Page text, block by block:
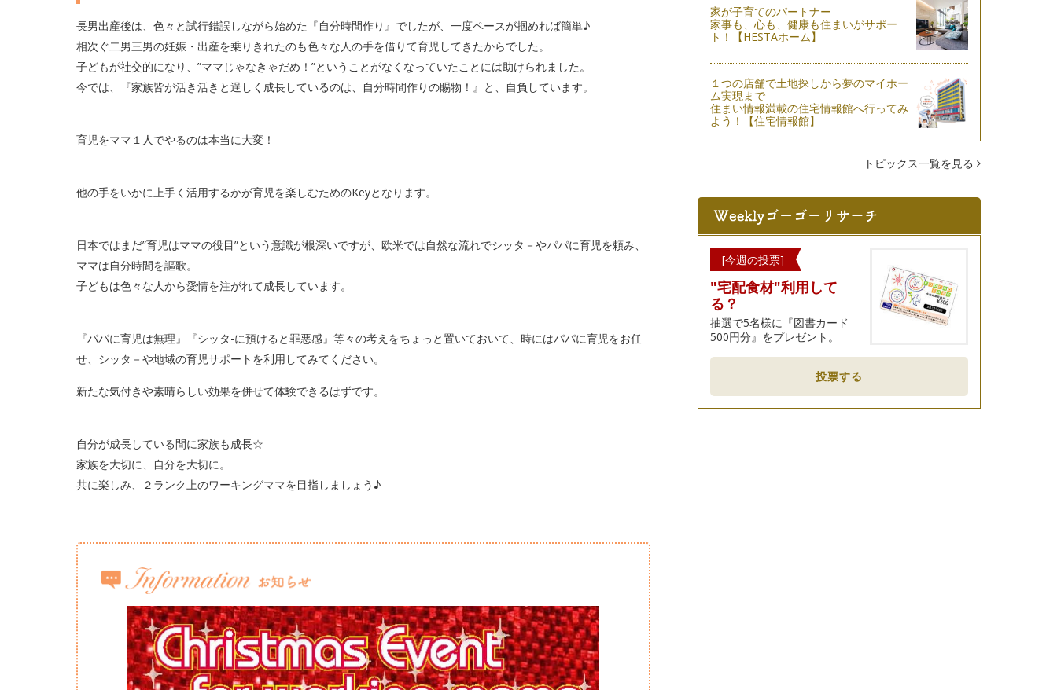
長男出産後は、色々と試行錯誤しながら始めた『自分時間作り』でしたが、一度ペースが掴めれば簡単♪
相次ぐ二男三男の妊娠・出産を乗りきれたのも色々な人の手を借りて育児してきたからでした。
子どもが社交的になり、”ママじゃなきゃだめ！”ということがなくなっていたことには助けられました。
今では、『家族皆が活き活きと逞しく成長しているのは、自分時間作りの賜物！』と、自負しています。
育児をママ１人でやるのは本当に大変！
他の手をいかに上手く活用するかが育児を楽しむためのKeyとなります。
日本ではまだ”育児はママの役目”という意識が根深いですが、欧米では自然な流れでシッタ－やパパに育児を頼み、
ママは自分時間を謳歌。
子どもは色々な人から愛情を注がれて成長しています。
『パパに育児は無理』『シッタ-に預けると罪悪感』等々の考えをちょっと置いておいて、時にはパパに育児をお任
せ、シッタ－や地域の育児サポートを利用してみてください。
新たな気付きや素晴らしい効果を併せて体験できるはずです。
自分が成長している間に家族も成長☆
家族を大切に、自分を大切に。
共に楽しみ、２ランク上のワーキングママを目指しましょう♪
家が子育てのパートナー
家事も、心も、健康も住まいがサポー
ト！【HESTAホーム】
１つの店舗で土地探しから夢のマイホー
ム実現まで
住まい情報満載の住宅情報館へ行ってみ
よう！【住宅情報館】
トピックス一覧を見る
[今週の投票]
"宅配食材"利用して
る？
抽選で5名様に『図書カード
500円分』をプレゼント。
投票する